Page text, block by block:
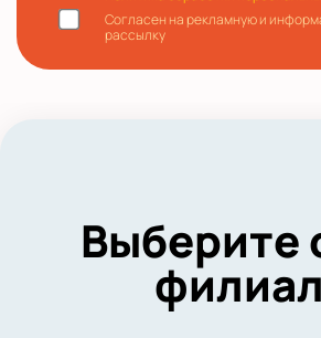
Согласен на рекламную и
рассылку
Выберите